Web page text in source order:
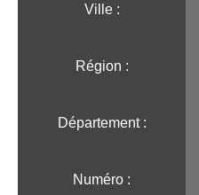
Ville :️
Région :️
Département :
Numéro :